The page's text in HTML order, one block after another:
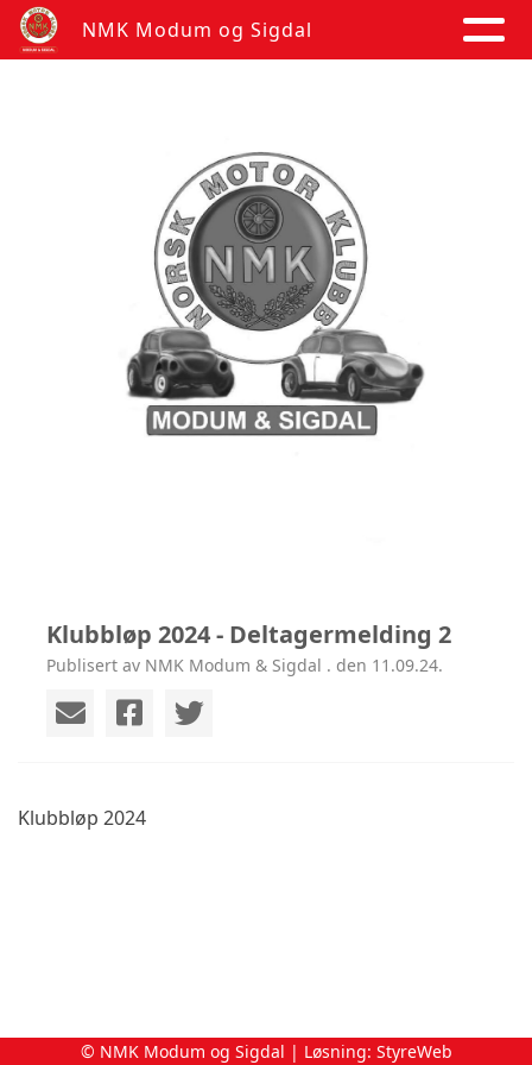
NMK Modum og Sigdal
Klubbløp 2024 - Deltagermelding 2
Publisert av NMK Modum & Sigdal . den 11.09.24.
Klubbløp 2024
Deltagermelding 2
© NMK Modum og Sigdal | Løsning: StyreWeb